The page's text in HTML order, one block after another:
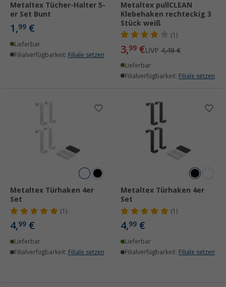
Metaltex Tücher-Halter 5-
er Set Bunt
1,99 €
Lieferbar
Filialverfügbarkeit: Filiale setzen
Metaltex pullCLEAN
Klebehaken rechteckig 3
Stück weiß
(1)
3,99 €UVP 4,49 €
Lieferbar
Filialverfügbarkeit: Filiale setzen
Metaltex Türhaken 4er
Set
(1)
4,99 €
Lieferbar
Filialverfügbarkeit: Filiale setzen
Metaltex Türhaken 4er
Set
(1)
4,99 €
Lieferbar
Filialverfügbarkeit: Filiale setzen